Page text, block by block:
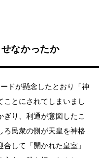
なかったか
ドが懸念したとおり「神
ことにされてしまいまし
り、利通が意図したこ
ろ民衆の側が天皇を神格
して「開かれた皇室」